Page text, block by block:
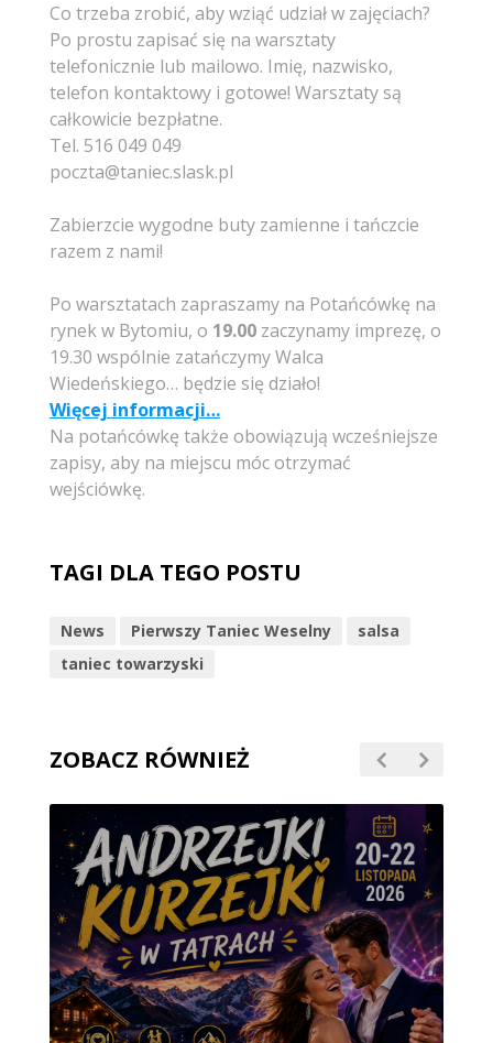
Co trzeba zrobić, aby wziąć udział w zajęciach?
Po prostu zapisać się na warsztaty
telefonicznie lub mailowo. Imię, nazwisko,
telefon kontaktowy i gotowe! Warsztaty są
całkowicie bezpłatne.
Tel. 516 049 049
poczta@taniec.slask.pl
Zabierzcie wygodne buty zamienne i tańczcie
razem z nami!
Po warsztatach zapraszamy na Potańcówkę na
rynek w Bytomiu, o 19.00zaczynamy imprezę, o
19.30 wspólnie zatańczymy Walca
Wiedeńskiego… będzie się działo!
Więcej informacji…
Na potańcówkę także obowiązują wcześniejsze
zapisy, aby na miejscu móc otrzymać
wejściówkę.
TAGI DLA TEGO POSTU
News Pierwszy Taniec Weselny
salsa
taniec towarzyski
ZOBACZ RÓWNIEŻ